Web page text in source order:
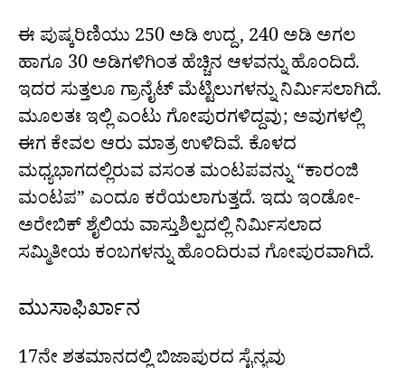
ಈ ಪುಷ್ಕರಿಣಿಯು 250 ಅಡಿ ಉದ್ದ, 240 ಅಡಿ ಅಗಲ
ಹಾಗೂ 30 ಅಡಿಗಳಿಗಿಂತ ಹೆಚ್ಚಿನ ಆಳವನ್ನು ಹೊಂದಿದೆ.
ಇದರ ಸುತ್ತಲೂ ಗ್ರಾನೈಟ್ ಮೆಟ್ಟಿಲುಗಳನ್ನು ನಿರ್ಮಿಸಲಾಗಿದೆ.
ಮೂಲತಃ ಇಲ್ಲಿ ಎಂಟು ಗೋಪುರಗಳಿದ್ದವು; ಅವುಗಳಲ್ಲಿ
ಈಗ ಕೇವಲ ಆರು ಮಾತ್ರ ಉಳಿದಿವೆ. ಕೊಳದ
ಮಧ್ಯಭಾಗದಲ್ಲಿರುವ ವಸಂತ ಮಂಟಪವನ್ನು “ಕಾರಂಜಿ
ಮಂಟಪ” ಎಂದೂ ಕರೆಯಲಾಗುತ್ತದೆ. ಇದು ಇಂಡೋ-
ಅರೇಬಿಕ್ ಶೈಲಿಯ ವಾಸ್ತುಶಿಲ್ಪದಲ್ಲಿ ನಿರ್ಮಿಸಲಾದ
ಸಮ್ಮಿತೀಯ ಕಂಬಗಳನ್ನು ಹೊಂದಿರುವ ಗೋಪುರವಾಗಿದೆ.
ಮುಸಾಫಿರ್ಖಾನ
17ನೇ ಶತಮಾನದಲ್ಲಿ ಬಿಜಾಪುರದ ಸೈನ್ಯವು